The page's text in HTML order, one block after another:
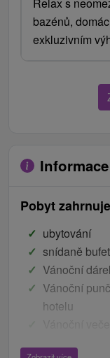
bazénů,
exkluzivním
Pobyt zahrnuje
ubytování
snídaně
Vánoční
Vánoční
hotelu